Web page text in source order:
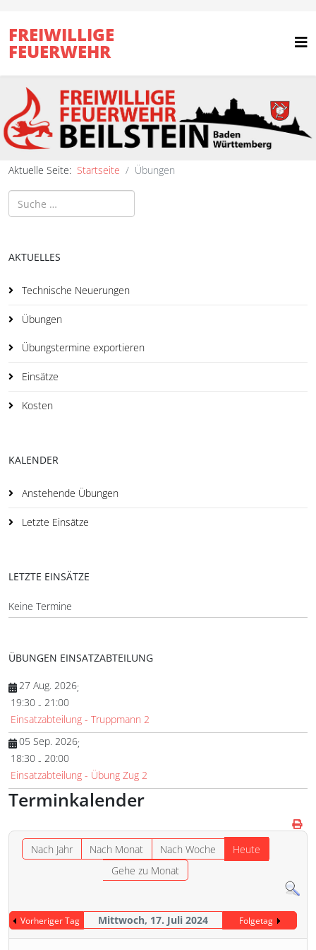
FREIWILLIGE
FEUERWEHR
Aktuelle Seite: Startseite Übungen
Suchen
AKTUELLES
Technische Neuerungen
Übungen
Übungstermine exportieren
Einsätze
Kosten
KALENDER
Anstehende Übungen
Letzte Einsätze
LETZTE EINSÄTZE
Keine Termine
ÜBUNGEN EINSATZABTEILUNG
27 Aug. 2026;
19:30 - 21:00
Einsatzabteilung - Truppmann 2
05 Sep. 2026;
18:30 - 20:00
Einsatzabteilung - Übung Zug 2
Terminkalender
Nach Jahr Nach Monat Nach Woche
Heute
Gehe zu Monat
Vorheriger Tag Mittwoch, 17. Juli 2024 Folgetag